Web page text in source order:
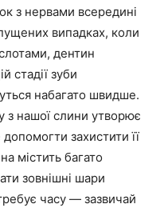
з нервами всередині
випадках, коли
дентин
стадії зуби
набагато швидше.
з нашої слини утворює
захистити її
містить багато
зовнішні шари
часу — зазвичай